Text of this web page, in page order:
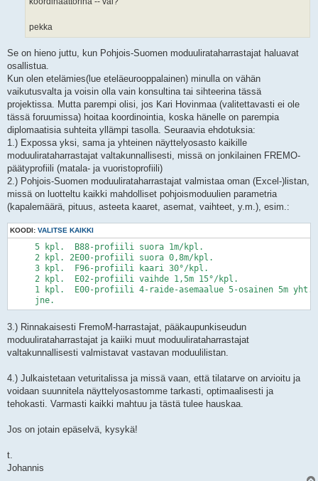
pekka
Se on hieno juttu, kun Pohjois-Suomen moduulirataharrastajat haluavat
osallistua.
Kun olen etelämies(lue eteläeurooppalainen) minulla on vähän
vaikutusvalta ja voisin olla vain konsultina tai sihteerina tässä
projektissa. Mutta parempi olisi, jos Kari Hovinmaa (valitettavasti ei ole
tässä foruumissa) hoitaa koordinointia, koska hänelle on parempia
diplomaatisia suhteita yllämpi tasolla. Seuraavia ehdotuksia:
1.) Expossa yksi, sama ja yhteinen näyttelyosasto kaikille
moduulirataharrastajat valtakunnallisesti, missä on jonkilainen FREMO-
päätyprofiili (matala- ja vuoristoprofiili)
2.) Pohjois-Suomen moduulirataharrastajat valmistaa oman (Excel-)listan,
missä on luotteltu kaikki mahdolliset pohjoismoduulien parametria
(kapalemäärä, pituus, asteeta kaaret, asemat, vaihteet, y.m.), esim.:
KOODI: VALITSE KAIKKI
     5 kpl.  B88-profiili suora 1m/kpl.
     2 kpl. 2E00-profiili suora 0,8m/kpl.
     3 kpl.  F96-profiili kaari 30°/kpl.
     2 kpl.  E02-profiili vaihde 1,5m 15°/kpl.
     1 kpl.  E00-profiili 4-raide-asemaalue 5-osainen 5m yht.
3.) Rinnakaisesti FremoM-harrastajat, pääkaupunkiseudun
moduulirataharrastajat ja kaiiki muut moduulirataharrastajat
valtakunnallisesti valmistavat vastavan moduulilistan.
4.) Julkaistetaan veturitalissa ja missä vaan, että tilatarve on arvioitu ja
voidaan suunnitela näyttelyosastomme tarkasti, optimaalisesti ja
tehokasti. Varmasti kaikki mahtuu ja tästä tulee hauskaa.
Jos on jotain epäselvä, kysykä!
t.
Johannis